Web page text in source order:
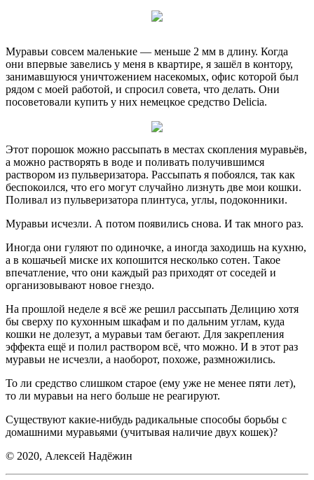
Муравьи совсем маленькие — меньше 2 мм в длину. Когда
они впервые завелись у меня в квартире, я зашёл в контору,
занимавшуюся уничтожением насекомых, офис которой был
рядом с моей работой, и спросил совета, что делать. Они
посоветовали купить у них немецкое средство Delicia.
Этот порошок можно рассыпать в местах скопления муравьёв,
а можно растворять в воде и поливать получившимся
раствором из пульверизатора. Рассыпать я побоялся, так как
беспокоился, что его могут случайно лизнуть две мои кошки.
Поливал из пульверизатора плинтуса, углы, подоконники.
Муравьи исчезли. А потом появились снова. И так много раз.
Иногда они гуляют по одиночке, а иногда заходишь на кухню,
а в кошачьей миске их копошится несколько сотен. Такое
впечатление, что они каждый раз приходят от соседей и
организовывают новое гнездо.
На прошлой неделе я всё же решил рассыпать Делицию хотя
бы сверху по кухонным шкафам и по дальним углам, куда
кошки не долезут, а муравьи там бегают. Для закрепления
эффекта ещё и полил раствором всё, что можно. И в этот раз
муравьи не исчезли, а наоборот, похоже, размножились.
То ли средство слишком старое (ему уже не менее пяти лет),
то ли муравьи на него больше не реагируют.
Существуют какие-нибудь радикальные способы борьбы с
домашними муравьями (учитывая наличие двух кошек)?
© 2020, Алексей Надёжин